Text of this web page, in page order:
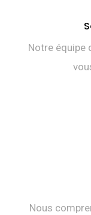
Notre équipe
Nous